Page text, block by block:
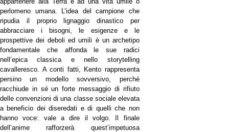
perlomeno umana. L’idea del campione che
ripudia il proprio lignaggio dinastico per
abbracciare i bisogni, le esigenze e le
prospettive dei deboli ed umili è un archetipo
fondamentale che affonda le sue radici
nell’epica classica e nello storytelling
cavalleresco. A conti fatti, Kento rappresenta
persino un modello sovversivo, perché
racchiude in sé un forte messaggio di rifiuto
delle convenzioni di una classe sociale elevata
a beneficio dei diseredati e di quelli che non
hanno voce: vale a dire il volgo. Il finale
dell’anime rafforzerà quest’impetuosa